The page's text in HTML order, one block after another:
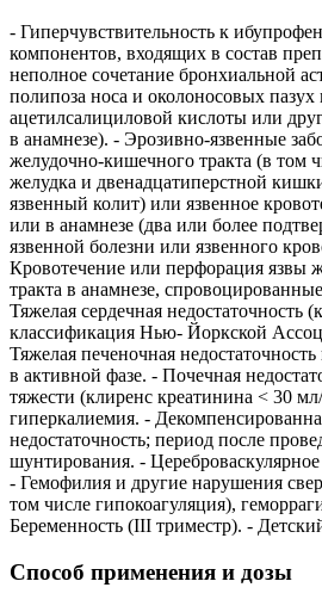
- Гиперчувствительность к
компонентов, входящих в состав
неполное сочетание бронхиальной
полипоза носа и околоносовых
ацетилсалициловой кислоты или
в анамнезе). - Эрозивно-язвенные
желудочно-кишечного тракта (в том
желудка и двенадцатиперстной
язвенный колит) или язвенное
или в анамнезе (два или более
язвенной болезни или язвенного
Кровотечение или перфорация язвы
тракта в анамнезе,
Тяжелая сердечная недостаточность
классификация Нью- Йоркской
Тяжелая печеночная
в активной фазе. - Почечная
тяжести (клиренс креатинина < 30
гиперкалиемия. -
недостаточность; период после
шунтирования. -
- Гемофилия и другие нарушения
том числе гипокоагуляция),
Беременность (III триместр). -
Способ применения и дозы